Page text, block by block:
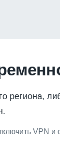
региона,
VPN